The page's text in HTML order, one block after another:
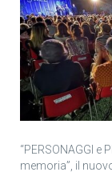
“PERSONAGGI e
memoria”, il